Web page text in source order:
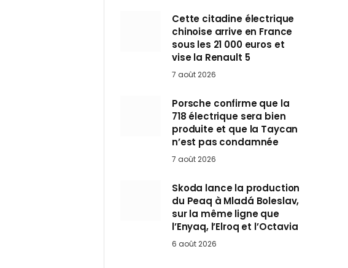
Cette citadine électrique
chinoise arrive en France
sous les 21 000 euros et
vise la Renault 5
7 août 2026
Porsche confirme que la
718 électrique sera bien
produite et que la Taycan
n’est pas condamnée
7 août 2026
Skoda lance la production
du Peaq à Mladá Boleslav,
sur la même ligne que
l’Enyaq, l’Elroq et l’Octavia
6 août 2026